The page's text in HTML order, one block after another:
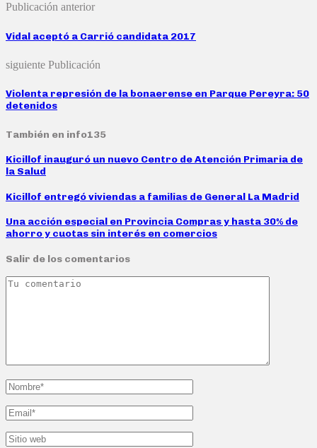
Publicación anterior
Vidal aceptó a Carrió candidata 2017
siguiente Publicación
Violenta represión de la bonaerense en Parque Pereyra: 50
detenidos
También en info135
Kicillof inauguró un nuevo Centro de Atención Primaria de
la Salud
Kicillof entregó viviendas a familias de General La Madrid
Una acción especial en Provincia Compras y hasta 30% de
ahorro y cuotas sin interés en comercios
Salir de los comentarios